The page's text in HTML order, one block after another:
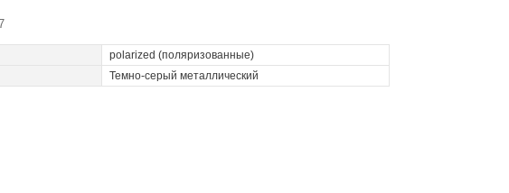
polarized (поляризованные)
Темно-серый металлический